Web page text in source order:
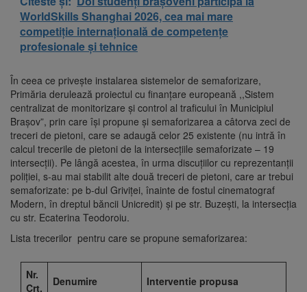
WorldSkills Shanghai 2026, cea mai mare
competiție internațională de competențe
profesionale și tehnice
În ceea ce privește instalarea sistemelor de semaforizare,
Primăria derulează proiectul cu finanțare europeană ,,Sistem
centralizat de monitorizare și control al traficului în Municipiul
Brașov”, prin care își propune și semaforizarea a câtorva zeci de
treceri de pietoni, care se adaugă celor 25 existente (nu intră în
calcul trecerile de pietoni de la intersecțiile semaforizate – 19
intersecții). Pe lângă acestea, în urma discuțiilor cu reprezentanții
poliției, s-au mai stabilit alte două treceri de pietoni, care ar trebui
semaforizate: pe b-dul Griviței, înainte de fostul cinematograf
Modern, în dreptul băncii Unicredit) și pe str. Buzești, la intersecția
cu str. Ecaterina Teodoroiu.
Lista trecerilor pentru care se propune semaforizarea:
Nr.
Crt.
Denumire Interventie propusa